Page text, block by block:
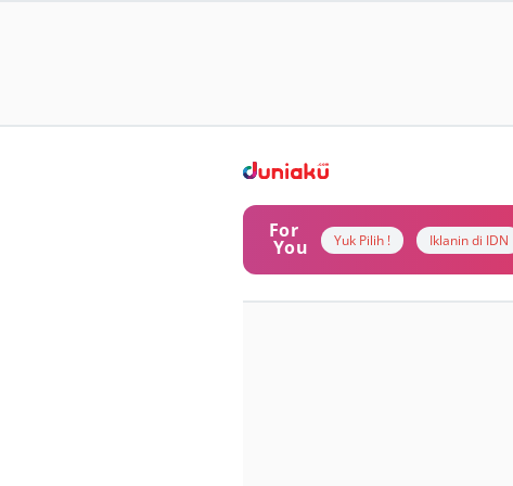
For
You Yuk Pilih ! Iklanin di IDN